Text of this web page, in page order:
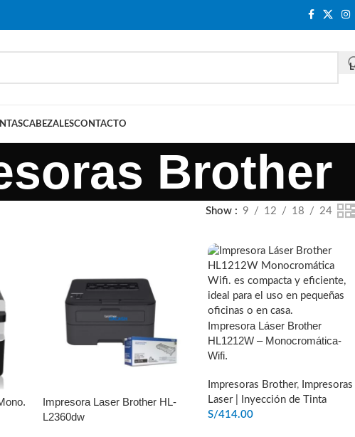
CABEZALESCONTACTO
Brother
Show 9 12 18 24
Impresora Laser Brother HL-
L2360dw
Impresora Láser Brother
HL1212W – Monocromática-
Wifi.
Impresoras Brother, Impresoras
Laser | Inyección de Tinta
S/414.00